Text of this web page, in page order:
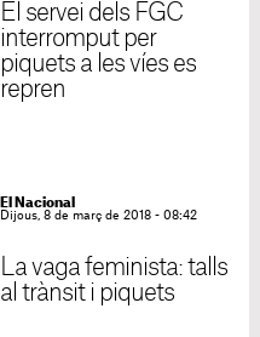
El servei dels FGC
interromput per
piquets a les víes es
repren
El Nacional
Dijous, 8 de març de 2018 - 08:42
La vaga feminista: talls
al trànsit i piquets